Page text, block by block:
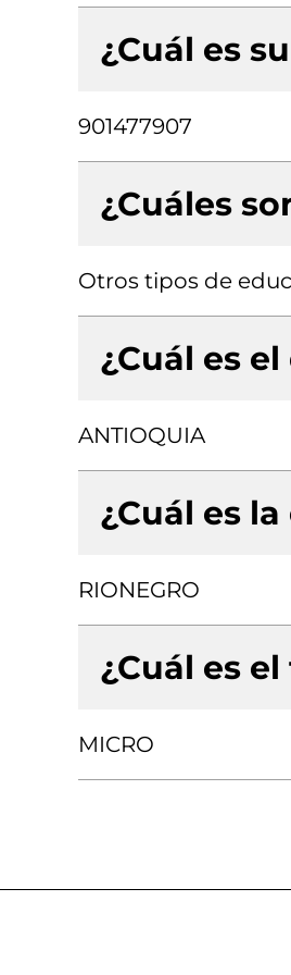
¿Cuál es
901477907
¿Cuáles
Otros tipos de
¿Cuál es
ANTIOQUIA
¿Cuál es
RIONEGRO
¿Cuál es
MICRO